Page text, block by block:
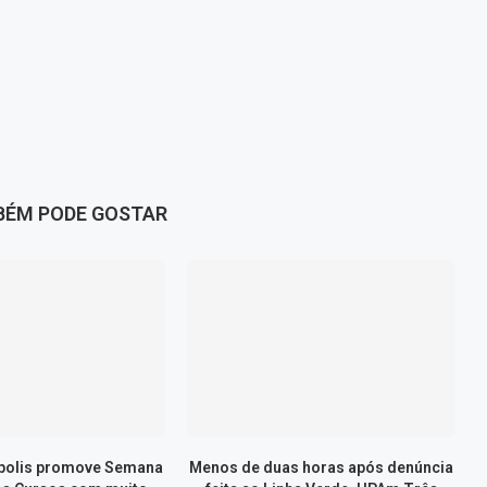
PODE GOSTAR
promove Semana
Menos de duas horas após denúncia